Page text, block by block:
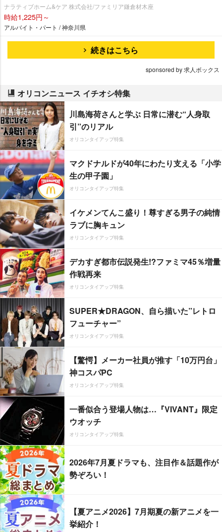
ナラティブホーム&ケア 株式会社/ファミリア鎌倉材木座
時給1,225円～
アルバイト・パート / 神奈川県
続きはこちら
sponsored by 求人ボックス
オリコンニュース イチオシ特集
川島海荷さんと学ぶ 日常に潜む“人身取
引”のリアル
オリコンタイアップ特集
マクドナルドが40年にわたり支える「小学
生の甲子園」
オリコンタイアップ特集
イケメンてんこ盛り！尊すぎる男子の純情
ラブに胸キュン
オリコンタイアップ特集
デカすぎ都市伝説発生!?ファミマ45％増量
作戦再来
オリコンタイアップ特集
SUPER★DRAGON、自ら描いた”レトロ
フューチャー”
オリコンタイアップ特集
【驚愕】メーカー社員が推す「10万円台」
神コスパPC
オリコンタイアップ特集
一番似合う登場人物は…『VIVANT』限定
ウオッチ
オリコンタイアップ特集
2026年7月夏ドラマも、注目作＆話題作が
勢ぞろい！
【夏アニメ2026】7月期夏の新アニメを一
挙紹介！